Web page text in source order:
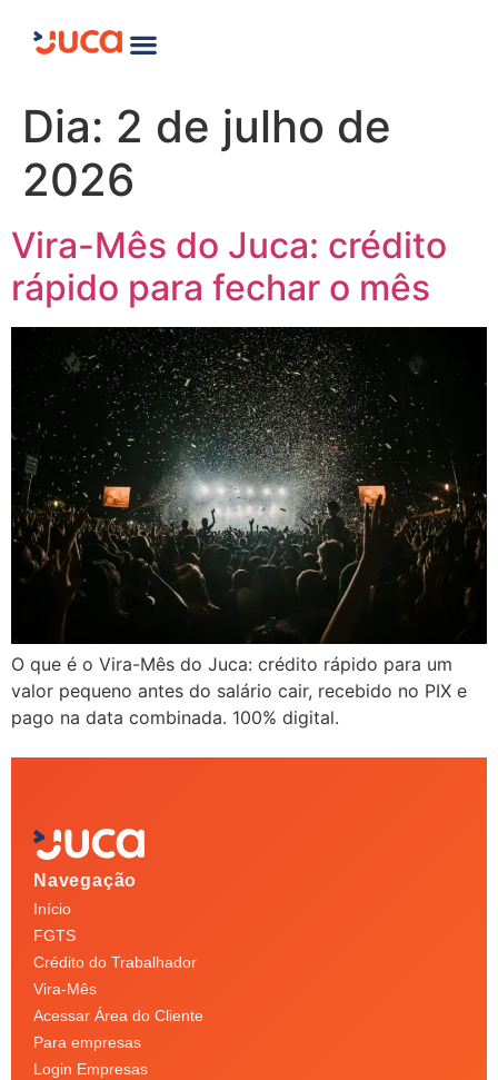
Dia: 2 de julho de
2026
Vira-Mês do Juca: crédito
rápido para fechar o mês
O que é o Vira-Mês do Juca: crédito rápido para um
valor pequeno antes do salário cair, recebido no PIX e
pago na data combinada. 100% digital.
Navegação
Início
FGTS
Crédito do Trabalhador
Vira-Mês
Acessar Área do Cliente
Para empresas
Login Empresas